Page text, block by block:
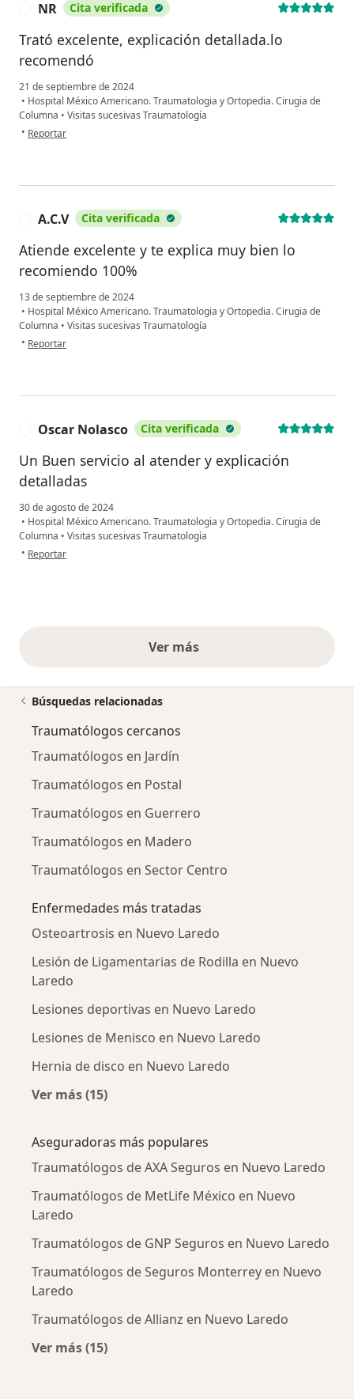
NR Cita verificada
Trató excelente, explicación detallada.lo
recomendó
21 de septiembre de 2024
• Hospital México Americano. Traumatologia y Ortopedia. Cirugia de
Columna • Visitas sucesivas Traumatología
• en opinión del usuario NR
Reportar
A.C.V Cita verificada
Atiende excelente y te explica muy bien lo
recomiendo 100%
13 de septiembre de 2024
• Hospital México Americano. Traumatologia y Ortopedia. Cirugia de
Columna • Visitas sucesivas Traumatología
• en opinión del usuario A.C.V
Reportar
Oscar Nolasco Cita verificada
Un Buen servicio al atender y explicación
detalladas
30 de agosto de 2024
• Hospital México Americano. Traumatologia y Ortopedia. Cirugia de
Columna • Visitas sucesivas Traumatología
• en opinión del usuario Oscar Nolasco
Reportar
Ver másopiniones anteriores
Búsquedas relacionadas
Traumatólogos cercanos
Traumatólogos en Jardín
Traumatólogos en Postal
Traumatólogos en Guerrero
Traumatólogos en Madero
Traumatólogos en Sector Centro
Enfermedades más tratadas
Osteoartrosis en Nuevo Laredo
Lesión de Ligamentarias de Rodilla en Nuevo
Laredo
Lesiones deportivas en Nuevo Laredo
Lesiones de Menisco en Nuevo Laredo
Hernia de disco en Nuevo Laredo
Ver más (15)
Aseguradoras más populares
Traumatólogos de AXA Seguros en Nuevo Laredo
Traumatólogos de MetLife México en Nuevo
Laredo
Traumatólogos de GNP Seguros en Nuevo Laredo
Traumatólogos de Seguros Monterrey en Nuevo
Laredo
Traumatólogos de Allianz en Nuevo Laredo
Ver más (15)